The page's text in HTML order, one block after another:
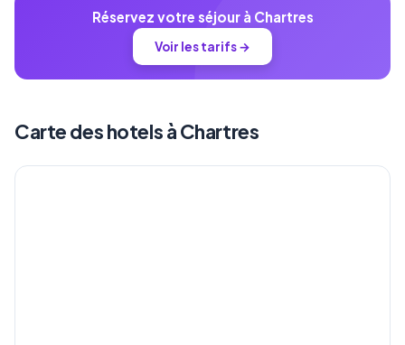
Réservez votre séjour à Chartres
Voir les tarifs →
Carte des hotels à Chartres